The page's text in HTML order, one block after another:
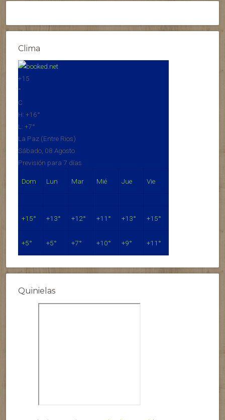
Clima
+15
°
C
H: +16°
L: +7°
La Paz (Entre Rios)
Sábado, 08 Agosto
Previsión para 7 días
Dom Lun Mar Mié Jue Vie
+15° +13° +12° +11° +13° +15°
+5° +5° +7° +10° +9° +11°
Quinielas